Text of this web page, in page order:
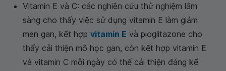
Vitamin E và C: các nghiên cứu thử nghiệm lâm
sàng cho thấy việc sử dụng vitamin E làm giảm
men gan, kết hợp vitamin E và pioglitazone cho
thấy cải thiện mô học gan, còn kết hợp vitamin E
và vitamin C mỗi ngày có thể cải thiện đáng kể